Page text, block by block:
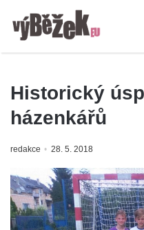
Historický
házenkářů
redakce 28. 5. 2018